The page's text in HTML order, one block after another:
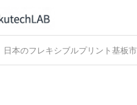
日本のフレキシブルプリント基板